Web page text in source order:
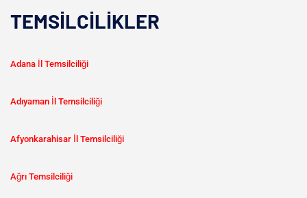
TEMSİLCİLİKLER
Adana İl Temsilciliği
Adıyaman İl Temsilciliği
Afyonkarahisar İl Temsilciliği
Ağrı Temsilciliği